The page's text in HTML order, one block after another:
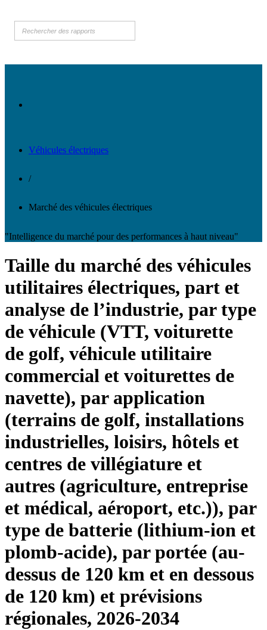
Véhicules électriques
/
Marché des véhicules électriques
"Intelligence du marché pour des performances à haut niveau"
Taille du marché des véhicules
utilitaires électriques, part et
analyse de l’industrie, par type
de véhicule (VTT, voiturette
de golf, véhicule utilitaire
commercial et voiturettes de
navette), par application
(terrains de golf, installations
industrielles, loisirs, hôtels et
centres de villégiature et
autres (agriculture, entreprise
et médical, aéroport, etc.)), par
type de batterie (lithium-ion et
plomb-acide), par portée (au-
dessus de 120 km et en dessous
de 120 km) et prévisions
régionales, 2026-2034